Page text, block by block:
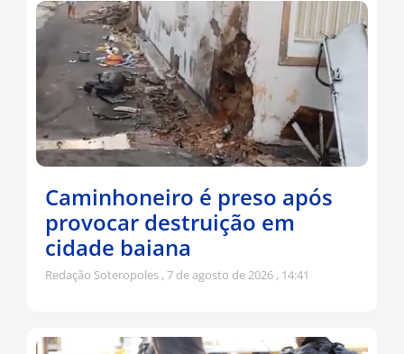
Caminhoneiro é preso após
provocar destruição em
cidade baiana
Redação Soteropoles 7 de agosto de 2026 14:41